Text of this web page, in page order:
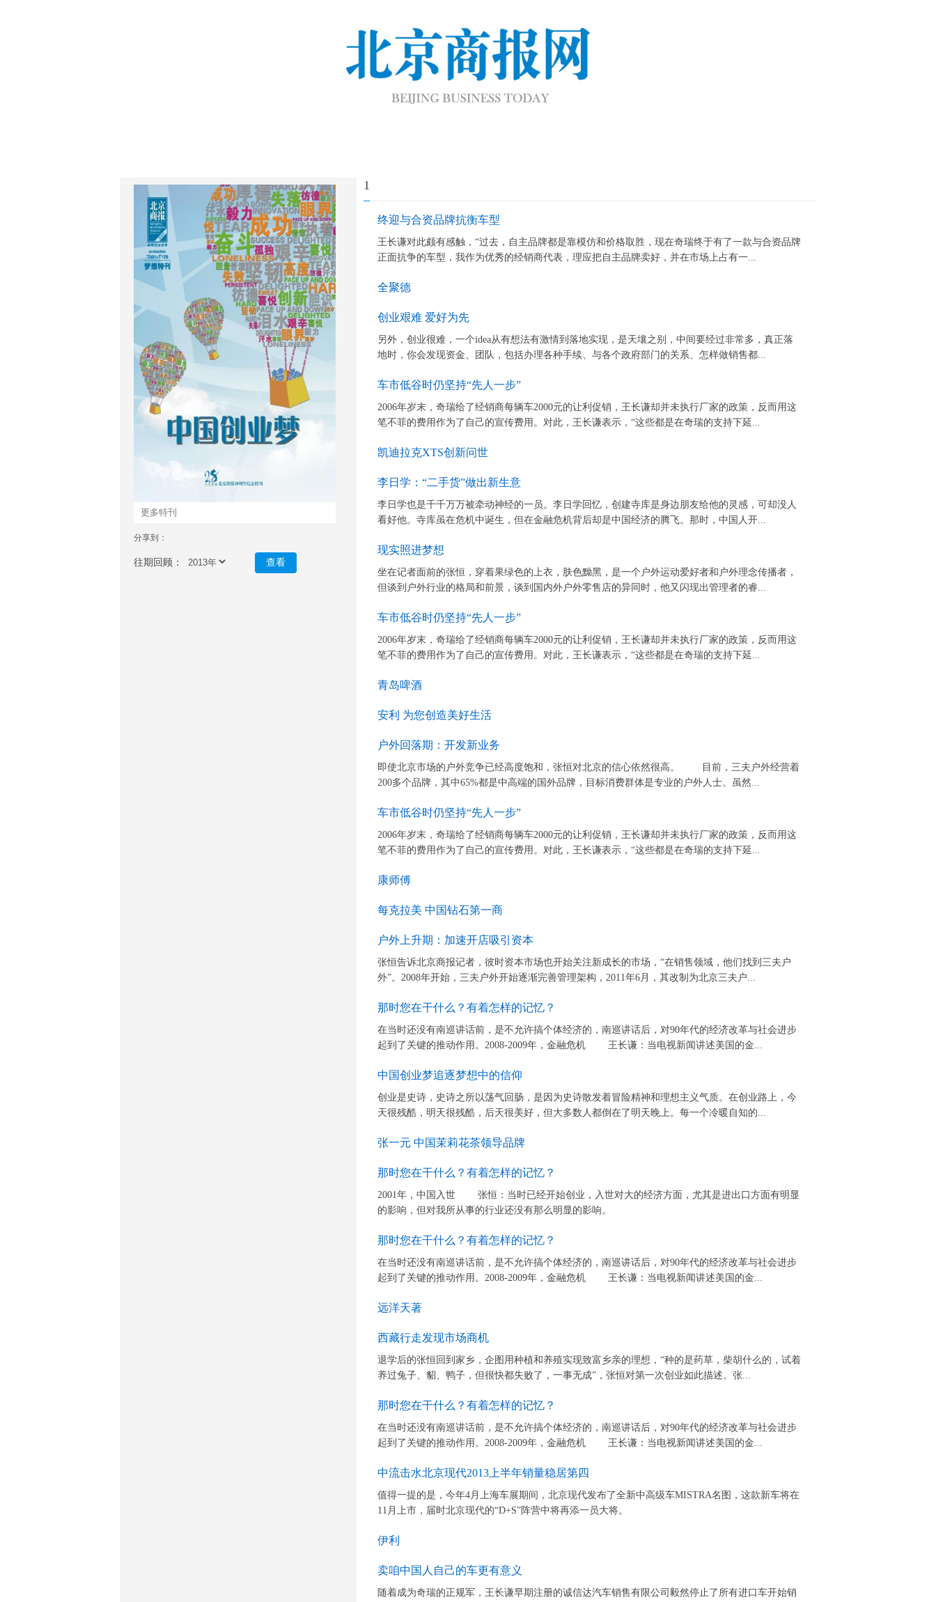
更多特刊
分享到：
往期回顾： 查看
1
终迎与合资品牌抗衡车型
王长谦对此颇有感触，“过去，自主品牌都是靠模仿和价格取胜，现在奇瑞终于有了一款与合资品牌
正面抗争的车型，我作为优秀的经销商代表，理应把自主品牌卖好，并在市场上占有一...
全聚德
创业艰难 爱好为先
另外，创业很难，一个idea从有想法有激情到落地实现，是天壤之别，中间要经过非常多，真正落
地时，你会发现资金、团队，包括办理各种手续、与各个政府部门的关系、怎样做销售都...
车市低谷时仍坚持“先人一步”
2006年岁末，奇瑞给了经销商每辆车2000元的让利促销，王长谦却并未执行厂家的政策，反而用这
笔不菲的费用作为了自己的宣传费用。对此，王长谦表示，“这些都是在奇瑞的支持下延...
凯迪拉克XTS创新问世
李日学：“二手货”做出新生意
李日学也是千千万万被牵动神经的一员。李日学回忆，创建寺库是身边朋友给他的灵感，可却没人
看好他。寺库虽在危机中诞生，但在金融危机背后却是中国经济的腾飞。那时，中国人开...
现实照进梦想
坐在记者面前的张恒，穿着果绿色的上衣，肤色黝黑，是一个户外运动爱好者和户外理念传播者，
但谈到户外行业的格局和前景，谈到国内外户外零售店的异同时，他又闪现出管理者的睿...
车市低谷时仍坚持“先人一步”
2006年岁末，奇瑞给了经销商每辆车2000元的让利促销，王长谦却并未执行厂家的政策，反而用这
笔不菲的费用作为了自己的宣传费用。对此，王长谦表示，“这些都是在奇瑞的支持下延...
青岛啤酒
安利 为您创造美好生活
户外回落期：开发新业务
即使北京市场的户外竞争已经高度饱和，张恒对北京的信心依然很高。 目前，三夫户外经营着
200多个品牌，其中65%都是中高端的国外品牌，目标消费群体是专业的户外人士。虽然...
车市低谷时仍坚持“先人一步”
2006年岁末，奇瑞给了经销商每辆车2000元的让利促销，王长谦却并未执行厂家的政策，反而用这
笔不菲的费用作为了自己的宣传费用。对此，王长谦表示，“这些都是在奇瑞的支持下延...
康师傅
每克拉美 中国钻石第一商
户外上升期：加速开店吸引资本
张恒告诉北京商报记者，彼时资本市场也开始关注新成长的市场，“在销售领域，他们找到三夫户
外”。2008年开始，三夫户外开始逐渐完善管理架构，2011年6月，其改制为北京三夫户...
那时您在干什么？有着怎样的记忆？
在当时还没有南巡讲话前，是不允许搞个体经济的，南巡讲话后，对90年代的经济改革与社会进步
起到了关键的推动作用。2008-2009年，金融危机 王长谦：当电视新闻讲述美国的金...
中国创业梦追逐梦想中的信仰
创业是史诗，史诗之所以荡气回肠，是因为史诗散发着冒险精神和理想主义气质。在创业路上，今
天很残酷，明天很残酷，后天很美好，但大多数人都倒在了明天晚上。每一个冷暖自知的...
张一元 中国茉莉花茶领导品牌
那时您在干什么？有着怎样的记忆？
2001年，中国入世 张恒：当时已经开始创业，入世对大的经济方面，尤其是进出口方面有明显
的影响，但对我所从事的行业还没有那么明显的影响。
那时您在干什么？有着怎样的记忆？
在当时还没有南巡讲话前，是不允许搞个体经济的，南巡讲话后，对90年代的经济改革与社会进步
起到了关键的推动作用。2008-2009年，金融危机 王长谦：当电视新闻讲述美国的金...
远洋天著
西藏行走发现市场商机
退学后的张恒回到家乡，企图用种植和养殖实现致富乡亲的理想，“种的是药草，柴胡什么的，试着
养过兔子、貂、鸭子，但很快都失败了，一事无成”，张恒对第一次创业如此描述。张...
那时您在干什么？有着怎样的记忆？
在当时还没有南巡讲话前，是不允许搞个体经济的，南巡讲话后，对90年代的经济改革与社会进步
起到了关键的推动作用。2008-2009年，金融危机 王长谦：当电视新闻讲述美国的金...
中流击水北京现代2013上半年销量稳居第四
值得一提的是，今年4月上海车展期间，北京现代发布了全新中高级车MISTRA名图，这款新车将在
11月上市，届时北京现代的“D+S”阵营中将再添一员大将。
伊利
卖咱中国人自己的车更有意义
随着成为奇瑞的正规军，王长谦早期注册的诚信达汽车销售有限公司毅然停止了所有进口车开始销